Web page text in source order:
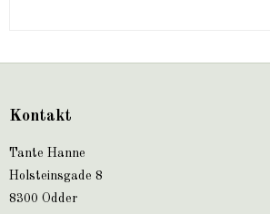
Kontakt
Tante Hanne
Holsteinsgade 8
8300 Odder